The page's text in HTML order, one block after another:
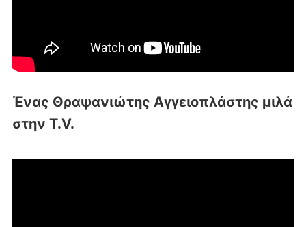
Ένας Θραψανιώτης Αγγειοπλάστης μιλά
στην T.V.